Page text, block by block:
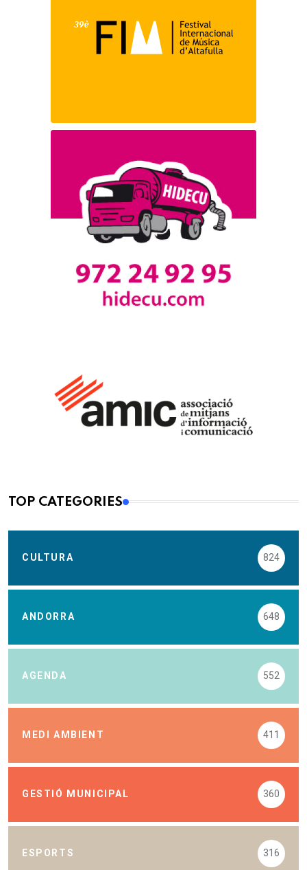
TOP CATEGORIES
CULTURA 824
ANDORRA 648
AGENDA 552
MEDI AMBIENT 411
GESTIÓ MUNICIPAL 360
ESPORTS 316